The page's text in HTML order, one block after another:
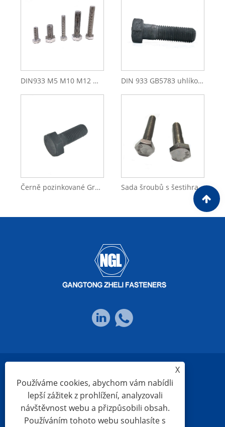
DIN933 M5 M10 M12 M8 A2-70 Šestihranné šrouby z nerezové oceli DIN 933 GB5783 uhlíková ocel Konkurenční cena ASTM A394 žárové zinkování ponorem HDG elektrický šroub se šestihrannou hlavou
Černě pozinkované Gr4.8 8.8 Šrouby s šestihrannou hlavou (DIN7990 DIN558) Sada šroubů s šestihrannou hlavou z nerezové oceli SS304 SS316 (DIN7990)
X
Používáme cookies, abychom vám nabídli
lepší zážitek z prohlížení, analyzovali
návštěvnost webu a přizpůsobili obsah.
Používáním tohoto webu souhlasíte s
Zásady ochrany osobních údajů